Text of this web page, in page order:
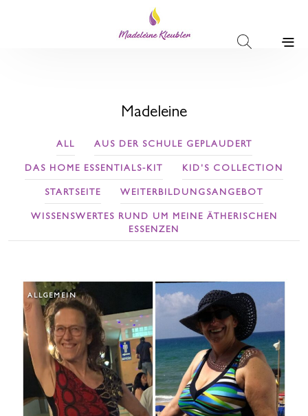
Madeleine
ALL AUS DER SCHULE GEPLAUDERT
DAS HOME ESSENTIALS-KIT KID'S COLLECTION
STARTSEITE WEITERBILDUNGSANGEBOT
WISSENSWERTES RUND UM MEINE ÄTHERISCHEN
ESSENZEN
ALLGEMEIN